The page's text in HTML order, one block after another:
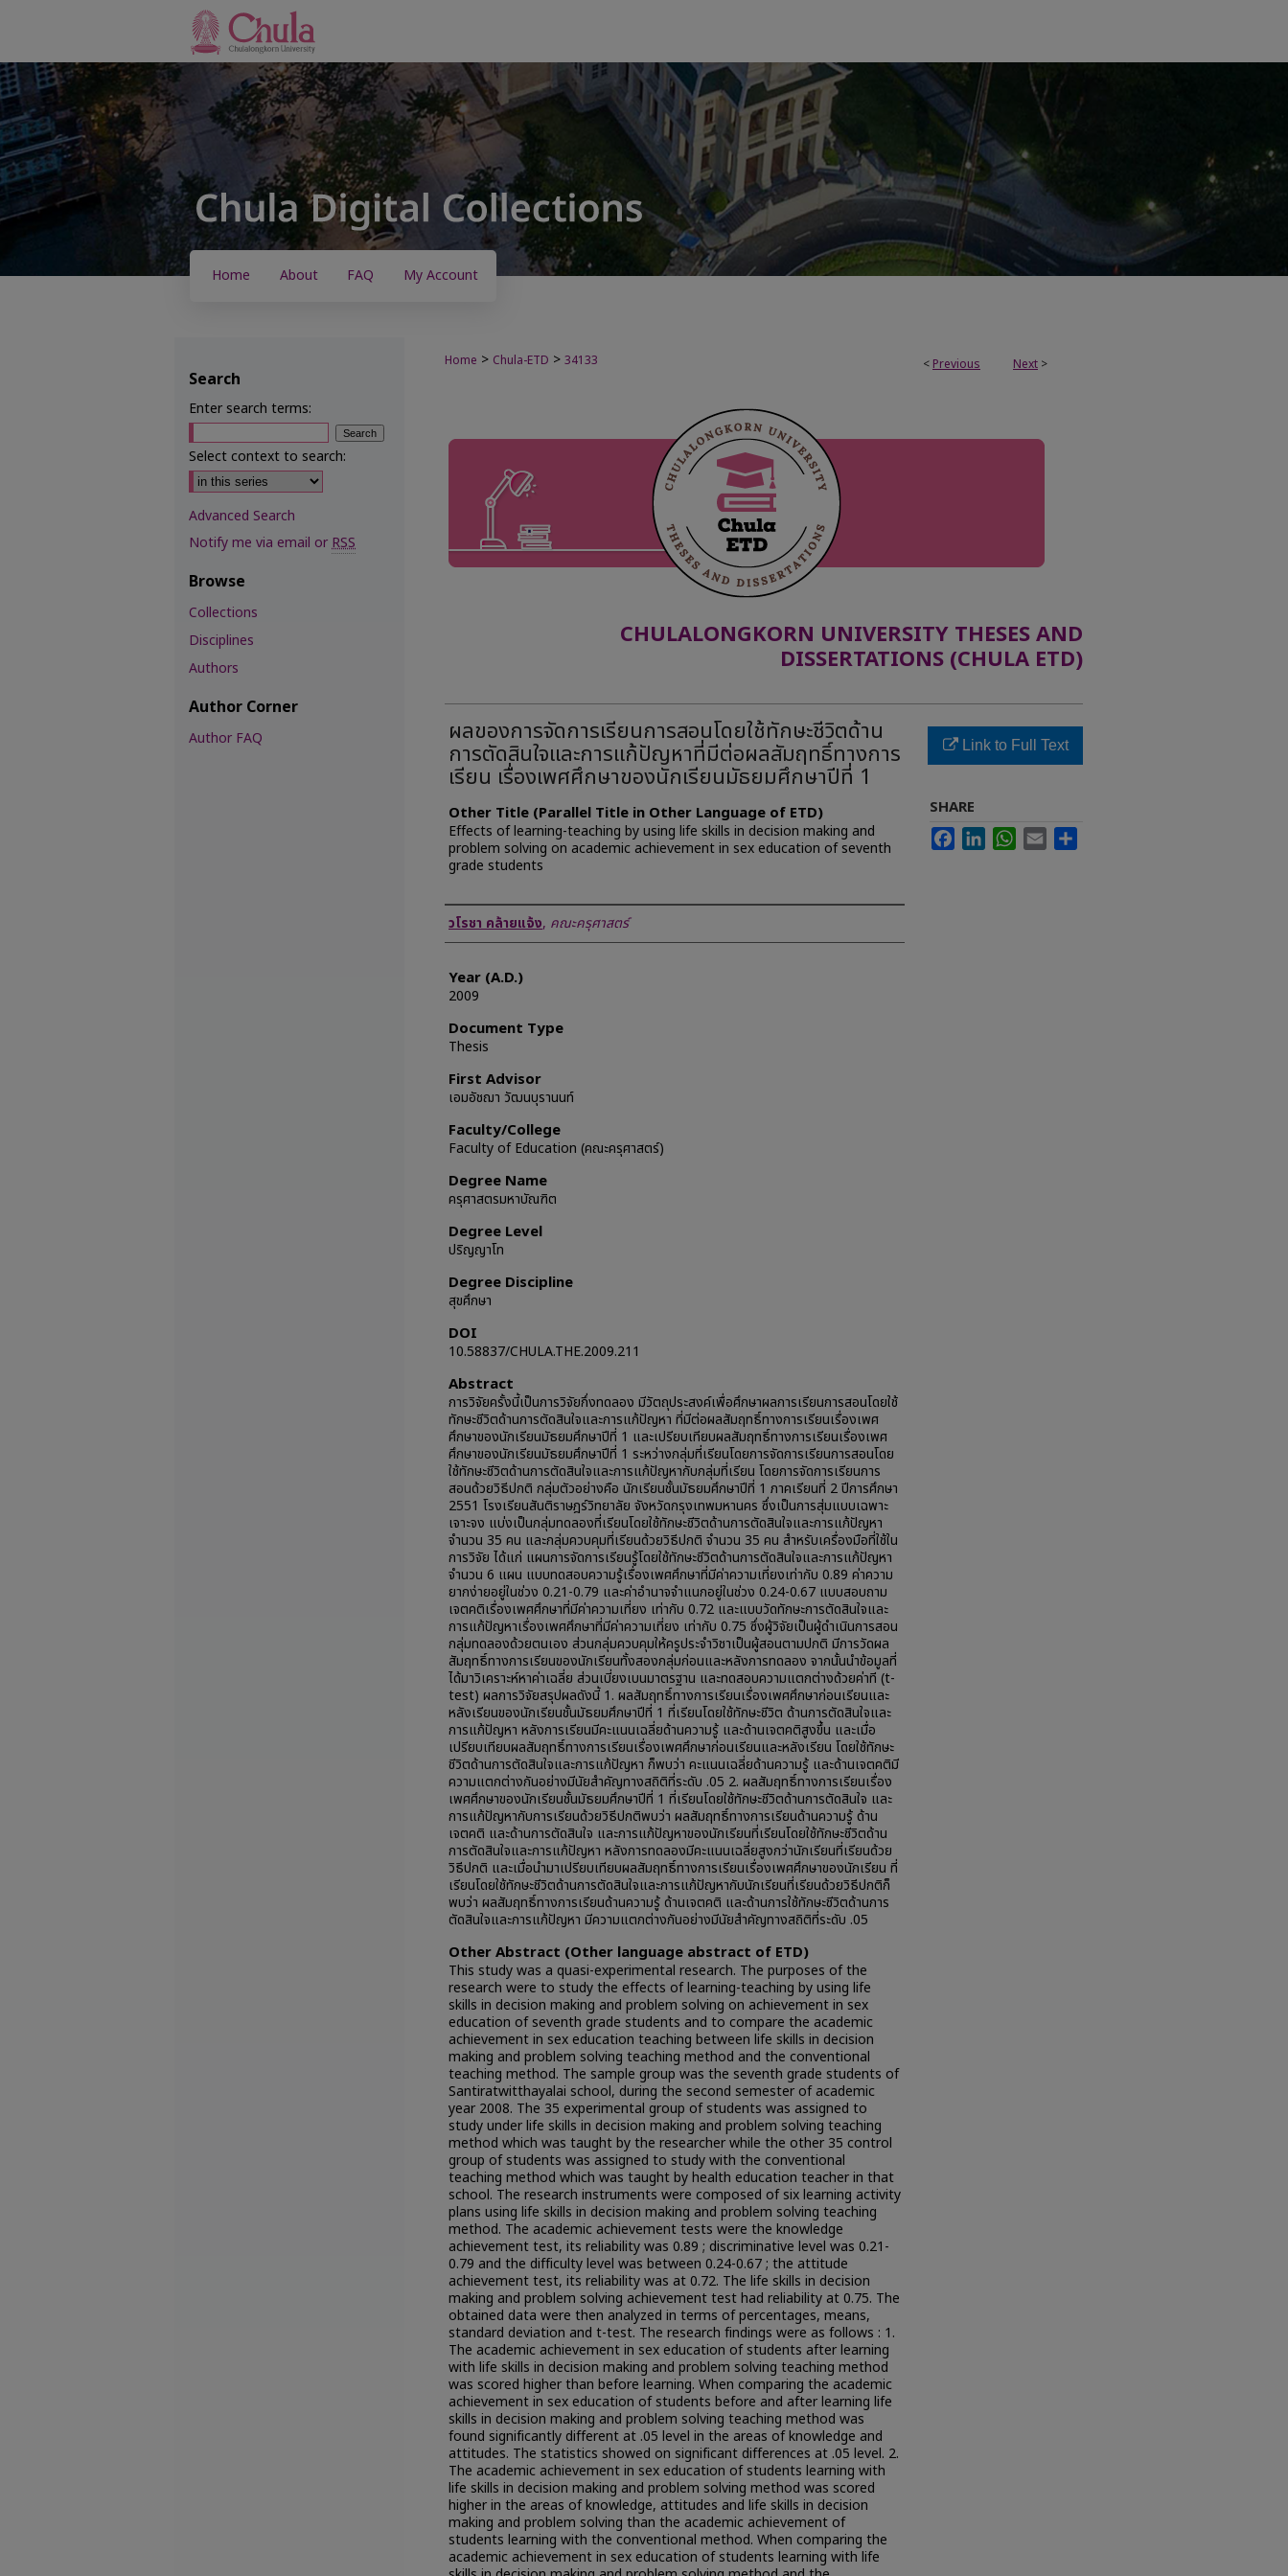
Home About FAQ My Account
< Previous Next >
Home > Chula-ETD > 34133
CHULALONGKORN UNIVERSITY THESES AND
DISSERTATIONS (CHULA ETD)
ผลของการจัดการเรียนการสอนโดยใช้ทักษะชีวิตด้าน
การตัดสินใจและการแก้ปัญหาที่มีต่อผลสัมฤทธิ์ทางการ
เรียน เรื่องเพศศึกษาของนักเรียนมัธยมศึกษาปีที่ 1
Other Title (Parallel Title in Other Language of ETD)
Effects of learning-teaching by using life skills in decision making and
problem solving on academic achievement in sex education of seventh
grade students
Author
วโรชา คล้ายแจ้ง, คณะครุศาสตร์
Year (A.D.)
2009
Document Type
Thesis
First Advisor
เอมอัชฌา วัฒนบุรานนท์
Faculty/College
Faculty of Education (คณะครุศาสตร์)
Degree Name
ครุศาสตรมหาบัณฑิต
Degree Level
ปริญญาโท
Degree Discipline
สุขศึกษา
DOI
10.58837/CHULA.THE.2009.211
Abstract
การวิจัยครั้งนี้เป็นการวิจัยกึ่งทดลอง มีวัตถุประสงค์เพื่อศึกษาผลการเรียนการสอนโดยใช้
ทักษะชีวิตด้านการตัดสินใจและการแก้ปัญหา ที่มีต่อผลสัมฤทธิ์ทางการเรียนเรื่องเพศ
ศึกษาของนักเรียนมัธยมศึกษาปีที่ 1 และเปรียบเทียบผลสัมฤทธิ์ทางการเรียนเรื่องเพศ
ศึกษาของนักเรียนมัธยมศึกษาปีที่ 1 ระหว่างกลุ่มที่เรียนโดยการจัดการเรียนการสอนโดย
ใช้ทักษะชีวิตด้านการตัดสินใจและการแก้ปัญหากับกลุ่มที่เรียน โดยการจัดการเรียนการ
สอนด้วยวิธีปกติ กลุ่มตัวอย่างคือ นักเรียนชั้นมัธยมศึกษาปีที่ 1 ภาคเรียนที่ 2 ปีการศึกษา
2551 โรงเรียนสันติราษฎร์วิทยาลัย จังหวัดกรุงเทพมหานคร ซึ่งเป็นการสุ่มแบบเฉพาะ
เจาะจง แบ่งเป็นกลุ่มทดลองที่เรียนโดยใช้ทักษะชีวิตด้านการตัดสินใจและการแก้ปัญหา
จำนวน 35 คน และกลุ่มควบคุมที่เรียนด้วยวิธีปกติ จำนวน 35 คน สำหรับเครื่องมือที่ใช้ใน
การวิจัย ได้แก่ แผนการจัดการเรียนรู้โดยใช้ทักษะชีวิตด้านการตัดสินใจและการแก้ปัญหา
จำนวน 6 แผน แบบทดสอบความรู้เรื่องเพศศึกษาที่มีค่าความเที่ยงเท่ากับ 0.89 ค่าความ
ยากง่ายอยู่ในช่วง 0.21-0.79 และค่าอำนาจจำแนกอยู่ในช่วง 0.24-0.67 แบบสอบถาม
เจตคติเรื่องเพศศึกษาที่มีค่าความเที่ยง เท่ากับ 0.72 และแบบวัดทักษะการตัดสินใจและ
การแก้ปัญหาเรื่องเพศศึกษาที่มีค่าความเที่ยง เท่ากับ 0.75 ซึ่งผู้วิจัยเป็นผู้ดำเนินการสอน
กลุ่มทดลองด้วยตนเอง ส่วนกลุ่มควบคุมให้ครูประจำวิชาเป็นผู้สอนตามปกติ มีการวัดผล
สัมฤทธิ์ทางการเรียนของนักเรียนทั้งสองกลุ่มก่อนและหลังการทดลอง จากนั้นนำข้อมูลที่
ได้มาวิเคราะห์หาค่าเฉลี่ย ส่วนเบี่ยงเบนมาตรฐาน และทดสอบความแตกต่างด้วยค่าที (t-
test) ผลการวิจัยสรุปผลดังนี้ 1. ผลสัมฤทธิ์ทางการเรียนเรื่องเพศศึกษาก่อนเรียนและ
หลังเรียนของนักเรียนชั้นมัธยมศึกษาปีที่ 1 ที่เรียนโดยใช้ทักษะชีวิต ด้านการตัดสินใจและ
การแก้ปัญหา หลังการเรียนมีคะแนนเฉลี่ยด้านความรู้ และด้านเจตคติสูงขึ้น และเมื่อ
เปรียบเทียบผลสัมฤทธิ์ทางการเรียนเรื่องเพศศึกษาก่อนเรียนและหลังเรียน โดยใช้ทักษะ
ชีวิตด้านการตัดสินใจและการแก้ปัญหา ก็พบว่า คะแนนเฉลี่ยด้านความรู้ และด้านเจตคติมี
ความแตกต่างกันอย่างมีนัยสำคัญทางสถิติที่ระดับ .05 2. ผลสัมฤทธิ์ทางการเรียนเรื่อง
เพศศึกษาของนักเรียนชั้นมัธยมศึกษาปีที่ 1 ที่เรียนโดยใช้ทักษะชีวิตด้านการตัดสินใจ และ
การแก้ปัญหากับการเรียนด้วยวิธีปกติพบว่า ผลสัมฤทธิ์ทางการเรียนด้านความรู้ ด้าน
เจตคติ และด้านการตัดสินใจ และการแก้ปัญหาของนักเรียนที่เรียนโดยใช้ทักษะชีวิตด้าน
การตัดสินใจและการแก้ปัญหา หลังการทดลองมีคะแนนเฉลี่ยสูงกว่านักเรียนที่เรียนด้วย
วิธีปกติ และเมื่อนำมาเปรียบเทียบผลสัมฤทธิ์ทางการเรียนเรื่องเพศศึกษาของนักเรียน ที่
เรียนโดยใช้ทักษะชีวิตด้านการตัดสินใจและการแก้ปัญหากับนักเรียนที่เรียนด้วยวิธีปกติก็
พบว่า ผลสัมฤทธิ์ทางการเรียนด้านความรู้ ด้านเจตคติ และด้านการใช้ทักษะชีวิตด้านการ
ตัดสินใจและการแก้ปัญหา มีความแตกต่างกันอย่างมีนัยสำคัญทางสถิติที่ระดับ .05
Other Abstract (Other language abstract of ETD)
This study was a quasi-experimental research. The purposes of the
research were to study the effects of learning-teaching by using life
skills in decision making and problem solving on achievement in sex
education of seventh grade students and to compare the academic
achievement in sex education teaching between life skills in decision
making and problem solving teaching method and the conventional
teaching method. The sample group was the seventh grade students of
Santiratwitthayalai school, during the second semester of academic
year 2008. The 35 experimental group of students was assigned to
study under life skills in decision making and problem solving teaching
method which was taught by the researcher while the other 35 control
group of students was assigned to study with the conventional
teaching method which was taught by health education teacher in that
school. The research instruments were composed of six learning activity
plans using life skills in decision making and problem solving teaching
method. The academic achievement tests were the knowledge
achievement test, its reliability was 0.89 ; discriminative level was 0.21-
0.79 and the difficulty level was between 0.24-0.67 ; the attitude
achievement test, its reliability was at 0.72. The life skills in decision
making and problem solving achievement test had reliability at 0.75. The
obtained data were then analyzed in terms of percentages, means,
standard deviation and t-test. The research findings were as follows : 1.
The academic achievement in sex education of students after learning
with life skills in decision making and problem solving teaching method
was scored higher than before learning. When comparing the academic
achievement in sex education of students before and after learning life
skills in decision making and problem solving teaching method was
found significantly different at .05 level in the areas of knowledge and
attitudes. The statistics showed on significant differences at .05 level. 2.
The academic achievement in sex education of students learning with
life skills in decision making and problem solving method was scored
higher in the areas of knowledge, attitudes and life skills in decision
making and problem solving than the academic achievement of
students learning with the conventional method. When comparing the
academic achievement in sex education of students learning with life
Link to Full Text
SHARE
FacebookLinkedInWhatsApp
Email
Search
Enter search terms:
Select context to search:
Advanced Search
Notify me via email orRSS
Browse
Collections
Disciplines
Authors
Author Corner
Author FAQ